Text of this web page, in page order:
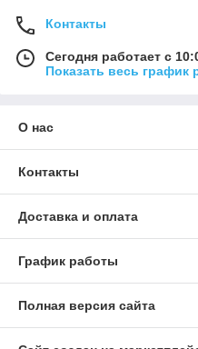
Контакты
Сегодня работает с
Показать весь график
О нас
Контакты
Доставка и оплата
График работы
Полная версия сайта